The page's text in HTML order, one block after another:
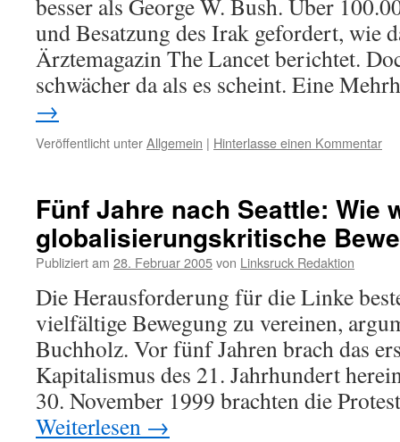
besser als George W. Bush. Über
und Besatzung des Irak gefordert, wie
Ärztemagazin The Lancet berichtet.
schwächer da als es scheint. Eine
→
Veröffentlicht unterAllgemein | Hinterlasse einen Kommentar
Fünf Jahre nach Seattle: Wie
globalisierungskritische
Publiziert am 28. Februar 2005von Linksruck Redaktion
Die Herausforderung für die Linke
vielfältige Bewegung zu vereinen,
Buchholz. Vor fünf Jahren brach das
Kapitalismus des 21. Jahrhundert
30. November 1999 brachten die
Weiterlesen →